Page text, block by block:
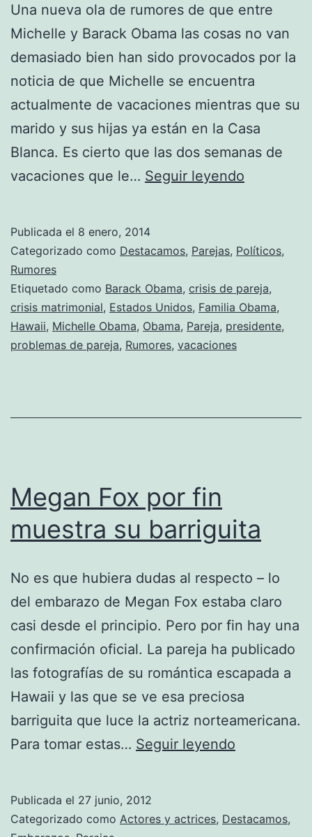
Una nueva ola de rumores de que entre
Michelle y Barack Obama las cosas no van
demasiado bien han sido provocados por la
noticia de que Michelle se encuentra
actualmente de vacaciones mientras que su
marido y sus hijas ya están en la Casa
Blanca. Es cierto que las dos semanas de
vacaciones que le… Seguir leyendo
de
sin
su
Publicada el 8 enero, 2014
Categorizado como Destacamos, Parejas, Políticos,
Rumores
Etiquetado como Barack Obama, crisis de pareja,
crisis matrimonial, Estados Unidos, Familia Obama,
Hawaii, Michelle Obama, Obama, Pareja, presidente,
problemas de pareja, Rumores, vacaciones
Megan Fox por fin
muestra su barriguita
No es que hubiera dudas al respecto – lo
del embarazo de Megan Fox estaba claro
casi desde el principio. Pero por fin hay una
confirmación oficial. La pareja ha publicado
las fotografías de su romántica escapada a
Hawaii y las que se ve esa preciosa
barriguita que luce la actriz norteamericana.
Para tomar estas… Seguir leyendo
fin
Publicada el 27 junio, 2012
Categorizado como Actores y actrices, Destacamos,